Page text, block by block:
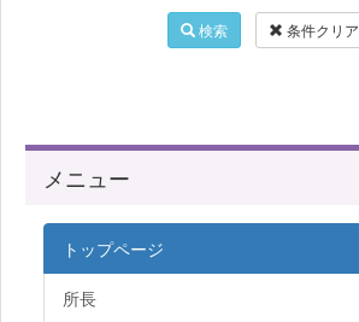
検索 条件クリア
メニュー
トップページ
所長